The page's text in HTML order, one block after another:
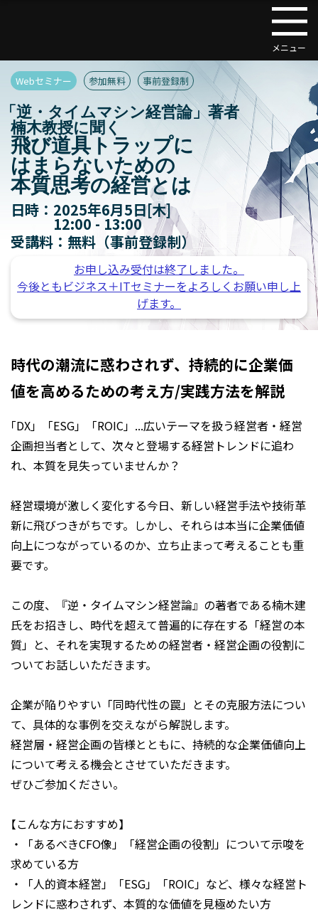
Webセミナー 参加無料 事前登録制
「逆・タイムマシン経営論」著者
楠木教授に聞く
飛び道具トラップに
はまらないための
本質思考の経営とは
日時： 2025年6月5日[木]
12:00 - 13:00
受講料： 無料（事前登録制）
お申し込み受付は終了しました。
今後ともビジネス＋ITセミナーをよろしくお願い申し上
げます。
時代の潮流に惑わされず、持続的に企業価
値を高めるための考え方/実践方法を解説
「DX」「ESG」「ROIC」...広いテーマを扱う経営者・経営
企画担当者として、次々と登場する経営トレンドに追わ
れ、本質を見失っていませんか？
経営環境が激しく変化する今日、新しい経営手法や技術革
新に飛びつきがちです。しかし、それらは本当に企業価値
向上につながっているのか、立ち止まって考えることも重
要です。
この度、『逆・タイムマシン経営論』の著者である楠木建
氏をお招きし、時代を超えて普遍的に存在する「経営の本
質」と、それを実現するための経営者・経営企画の役割に
ついてお話しいただきます。
企業が陥りやすい「同時代性の罠」とその克服方法につい
て、具体的な事例を交えながら解説します。
経営層・経営企画の皆様とともに、持続的な企業価値向上
について考える機会とさせていただきます。
ぜひご参加ください。
【こんな方におすすめ】
・「あるべきCFO像」「経営企画の役割」について示唆を
求めている方
・「人的資本経営」「ESG」「ROIC」など、様々な経営ト
レンドに惑わされず、本質的な価値を見極めたい方